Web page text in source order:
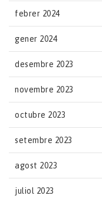
febrer 2024
gener 2024
desembre 2023
novembre 2023
octubre 2023
setembre 2023
agost 2023
juliol 2023